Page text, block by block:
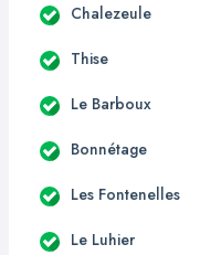
Chalezeule
Thise
Le Barboux
Bonnétage
Les Fontenelles
Le Luhier